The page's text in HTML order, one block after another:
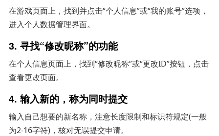
在游戏页面上，找到并点击“个人信息”或“我的账号”选项，
进入个人数据管理界面。
3. 寻找“修改昵称”的功能
在个人信息页面上，找到“修改昵称”或“更改ID”按钮，点击
查看更改页面。
4. 输入新的，称为同时提交
输入自己想要的新名称，注意长度限制和标识符规定(一般
为2-16字符)，核对无误提交申请。